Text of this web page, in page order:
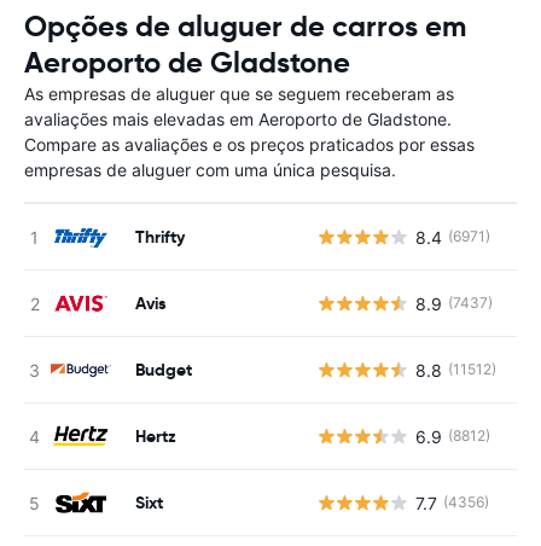
Opções de aluguer de carros em
Aeroporto de Gladstone
As empresas de aluguer que se seguem receberam as
avaliações mais elevadas em Aeroporto de Gladstone.
Compare as avaliações e os preços praticados por essas
empresas de aluguer com uma única pesquisa.
Thrifty 8.4 (6971)
Avis 8.9 (7437)
Budget 8.8 (11512)
Hertz 6.9 (8812)
Sixt 7.7 (4356)